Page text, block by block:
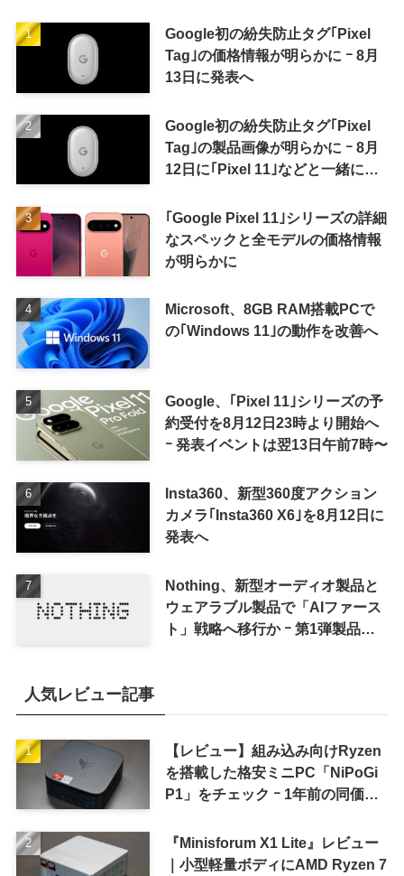
Google初の紛失防止タグ｢Pixel
Tag｣の価格情報が明らかに ｰ 8月
13日に発表へ
Google初の紛失防止タグ｢Pixel
Tag｣の製品画像が明らかに ｰ 8月
12日に｢Pixel 11｣などと一緒に発
｢Google Pixel 11｣シリーズの詳細
なスペックと全モデルの価格情報
が明らかに
Microsoft、8GB RAM搭載PCで
の｢Windows 11｣の動作を改善へ
Google、｢Pixel 11｣シリーズの予
約受付を8月12日23時より開始へ
ｰ 発表イベントは翌13日午前7時〜
Insta360、新型360度アクション
カメラ｢Insta360 X6｣を8月12日に
発表へ
Nothing、新型オーディオ製品と
ウェアラブル製品で「AIファース
ト」戦略へ移行か ｰ 第1弾製品は
人気レビュー記事
【レビュー】組み込み向けRyzen
を搭載した格安ミニPC「NiPoGi
P1」をチェック ｰ 1年前の同価格
『Minisforum X1 Lite』レビュー
｜小型軽量ボディにAMD Ryzen 7